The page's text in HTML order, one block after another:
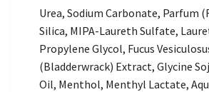
Urea, Sodium Carbonate, Parfum
Silica, MIPA-Laureth Sulfate,
Propylene Glycol, Fucus
(Bladderwrack) Extract, Glycine
Oil, Menthol, Menthyl Lactate,